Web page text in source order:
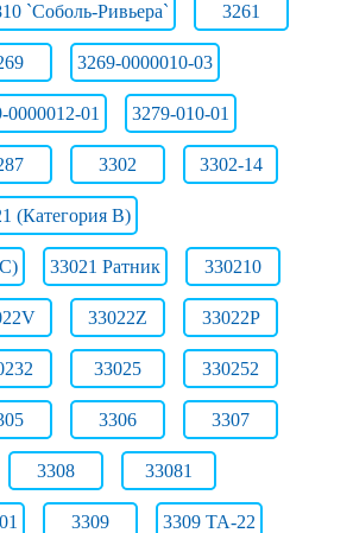
`Соболь-Ривьера` 3261
3269-0000010-03
0000012-01 3279-010-01
3302 3302-14
(Категория B)
33021 Ратник 330210
33022Z 33022Р
33025 330252
3306 3307
3308 33081
3309 3309 ТА-22